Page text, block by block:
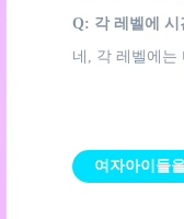
Q: 각 레벨에 시
네, 각 레벨에는
여자아이들